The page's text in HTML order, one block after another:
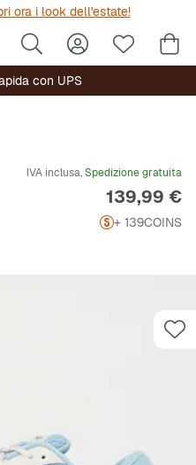
ora i look dell'estate!
con UPS
IVA inclusa,Spedizione gratuita
Prezzo
139,99 €
+ 139COINS